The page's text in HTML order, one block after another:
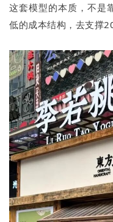
这套模型的本质，不是
低的成本结构，去支撑